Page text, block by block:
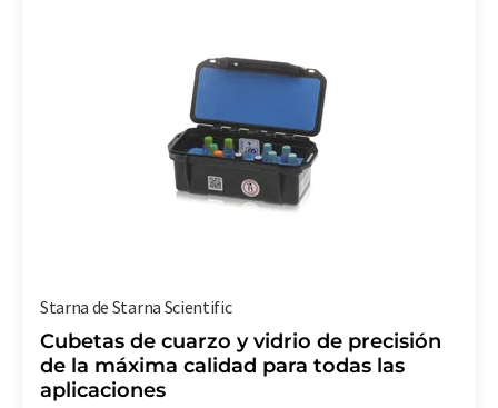
Starna de Starna Scientific
Cubetas de cuarzo y vidrio de precisión
de la máxima calidad para todas las
aplicaciones